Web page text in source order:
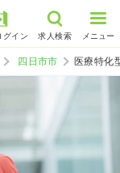
グイン 求人検索 メニュー
四日市市 医療特化